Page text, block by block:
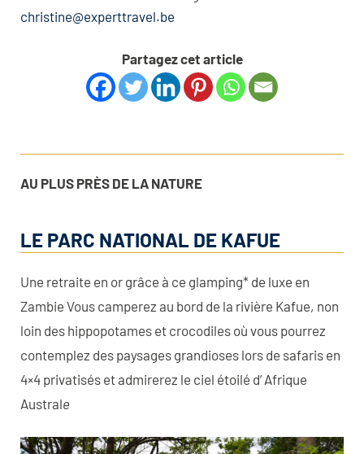
christine@experttravel.be
Partagez cet article
AU PLUS PRÈS DE LA NATURE
LE PARC NATIONAL DE KAFUE
Une retraite en or grâce à ce glamping* de luxe en
Zambie Vous camperez au bord de la rivière Kafue, non
loin des hippopotames et crocodiles où vous pourrez
contemplez des paysages grandioses lors de safaris en
4×4 privatisés et admirerez le ciel étoilé d’ Afrique
Australe